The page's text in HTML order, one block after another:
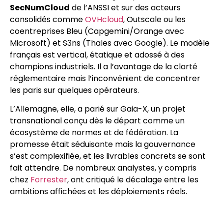
SecNumCloud de l’ANSSI et sur des acteurs
consolidés commeOVHcloud, Outscale ou les
coentreprises Bleu (Capgemini/Orange avec
Microsoft) et S3ns (Thales avec Google). Le modèle
français est vertical, étatique et adossé à des
champions industriels. Il a l’avantage de la clarté
réglementaire mais l’inconvénient de concentrer
les paris sur quelques opérateurs.
L’Allemagne, elle, a parié sur Gaia-X, un projet
transnational conçu dès le départ comme un
écosystème de normes et de fédération. La
promesse était séduisante mais la gouvernance
s’est complexifiée, et les livrables concrets se sont
fait attendre. De nombreux analystes, y compris
chez Forrester, ont critiqué le décalage entre les
ambitions affichées et les déploiements réels.